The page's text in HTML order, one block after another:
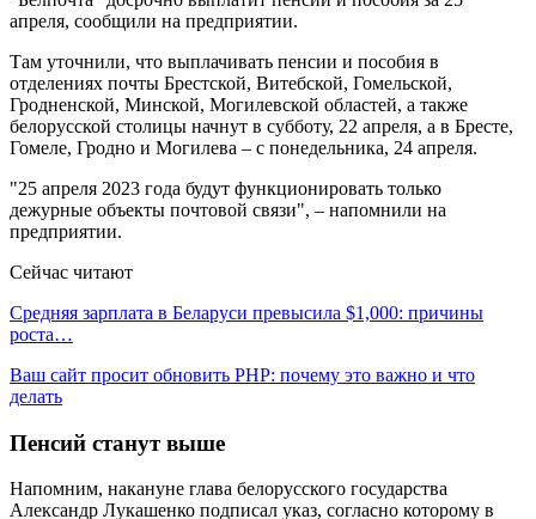
апреля, сообщили на предприятии.
Там уточнили, что выплачивать пенсии и пособия в
отделениях почты Брестской, Витебской, Гомельской,
Гродненской, Минской, Могилевской областей, а также
белорусской столицы начнут в субботу, 22 апреля, а в Бресте,
Гомеле, Гродно и Могилева – с понедельника, 24 апреля.
"25 апреля 2023 года будут функционировать только
дежурные объекты почтовой связи", – напомнили на
предприятии.
Сейчас читают
Средняя зарплата в Беларуси превысила $1,000: причины
роста…
Ваш сайт просит обновить PHP: почему это важно и что
делать
Пенсий станут выше
Напомним, накануне глава белорусского государства
Александр Лукашенко подписал указ, согласно которому в